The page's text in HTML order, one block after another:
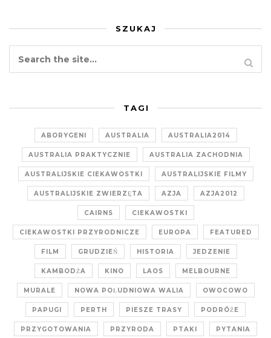
SZUKAJ
TAGI
ABORYGENI AUSTRALIA AUSTRALIA2014
AUSTRALIA PRAKTYCZNIE AUSTRALIA ZACHODNIA
AUSTRALIJSKIE CIEKAWOSTKI AUSTRALIJSKIE FILMY
AUSTRALIJSKIE ZWIERZĘTA AZJA AZJA2012
CAIRNS CIEKAWOSTKI
CIEKAWOSTKI PRZYRODNICZE EUROPA FEATURED
FILM GRUDZIEŃ HISTORIA JEDZENIE
KAMBODŻA KINO LAOS MELBOURNE
MURALE NOWA POŁUDNIOWA WALIA OWOCOWO
PAPUGI PERTH PIESZE TRASY PODRÓŻE
PRZYGOTOWANIA PRZYRODA PTAKI PYTANIA